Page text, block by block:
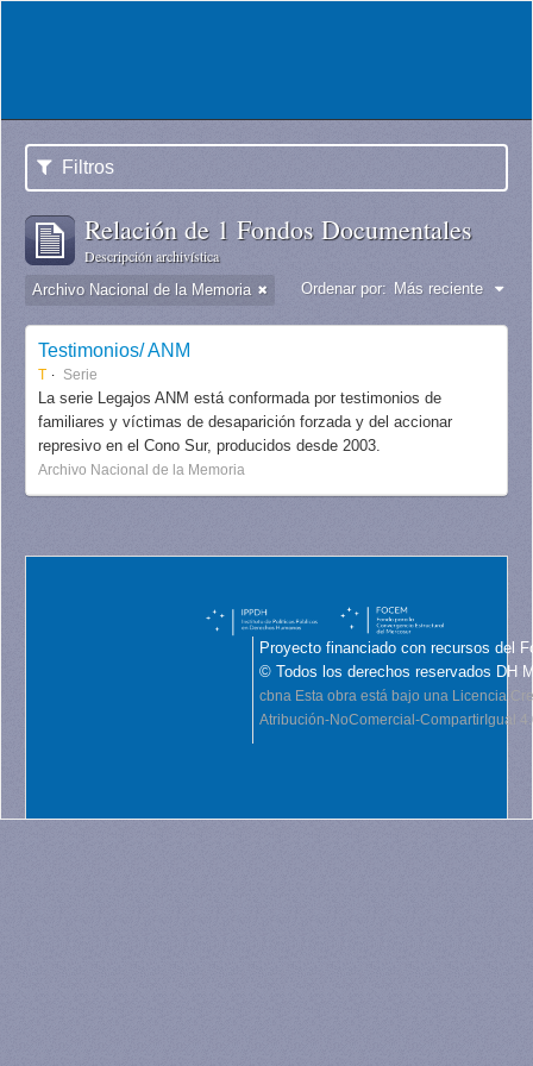
Filtros
Relación de 1 Fondos Documentales
Descripción archivística
Archivo Nacional de la Memoria Ordenar por: Más reciente
Testimonios/ ANM
T Serie
La serie Legajos ANM está conformada por testimonios de
familiares y víctimas de desaparición forzada y del accionar
represivo en el Cono Sur, producidos desde 2003.
Archivo Nacional de la Memoria
Proyecto financiado con recursos del
© Todos los derechos reservados DH
cbna Esta obra está bajo una Licencia
Atribución-NoComercial-CompartirIgual